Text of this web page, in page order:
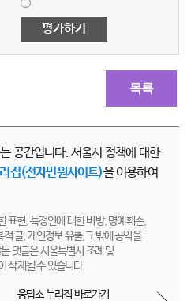
평가하기
목록
공간입니다. 서울시 정책에 대한
집(전자민원사이트)을 이용하여
표현, 특정인에 대한 비방, 명예훼손,
글, 개인정보 유출,그 밖에 공익을
댓글은 서울특별시 조례 및
삭제될 수 있습니다.
응답소 누리집 바로가기